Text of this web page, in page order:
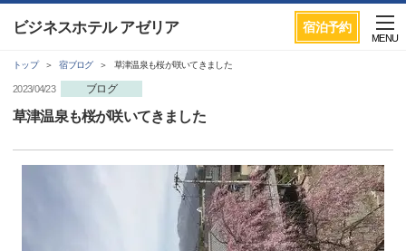
宿泊予約
ビジネスホテル アゼリア
MENU
トップ 宿ブログ 草津温泉も桜が咲いてきました
2023/04/23 ブログ
草津温泉も桜が咲いてきました